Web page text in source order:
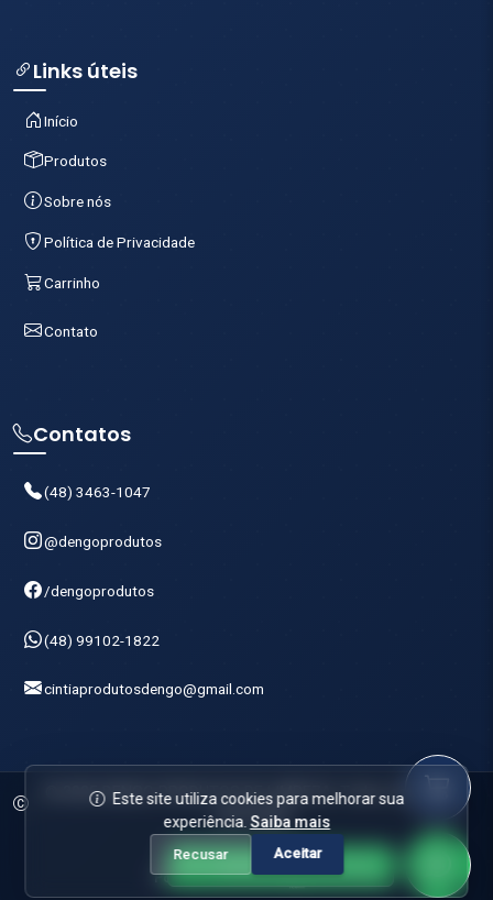
Links úteis
Início
Produtos
Sobre nós
Política de Privacidade
Carrinho
Contato
Contatos
(48) 3463-1047
@dengoprodutos
/dengoprodutos
(48) 99102-1822
cintiaprodutosdengo@gmail.com
© 2025 DENGO PRODUTOS DE LIMPEZA. Todos os direitos
reservados.
Powered by
Comprar pelo WhatsApp
Este site utiliza cookies para melhorar sua
experiência. Saiba mais
Recusar Aceitar